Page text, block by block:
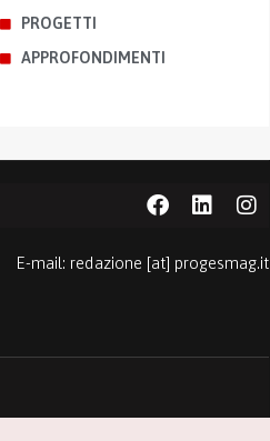
PROGETTI
APPROFONDIMENTI
E-mail: redazione [at] progesmag.it